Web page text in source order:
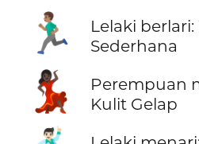
🏃🏽‍♂️
Lelaki
Sederhana
💃🏿
Perempuan
Kulit Gelap